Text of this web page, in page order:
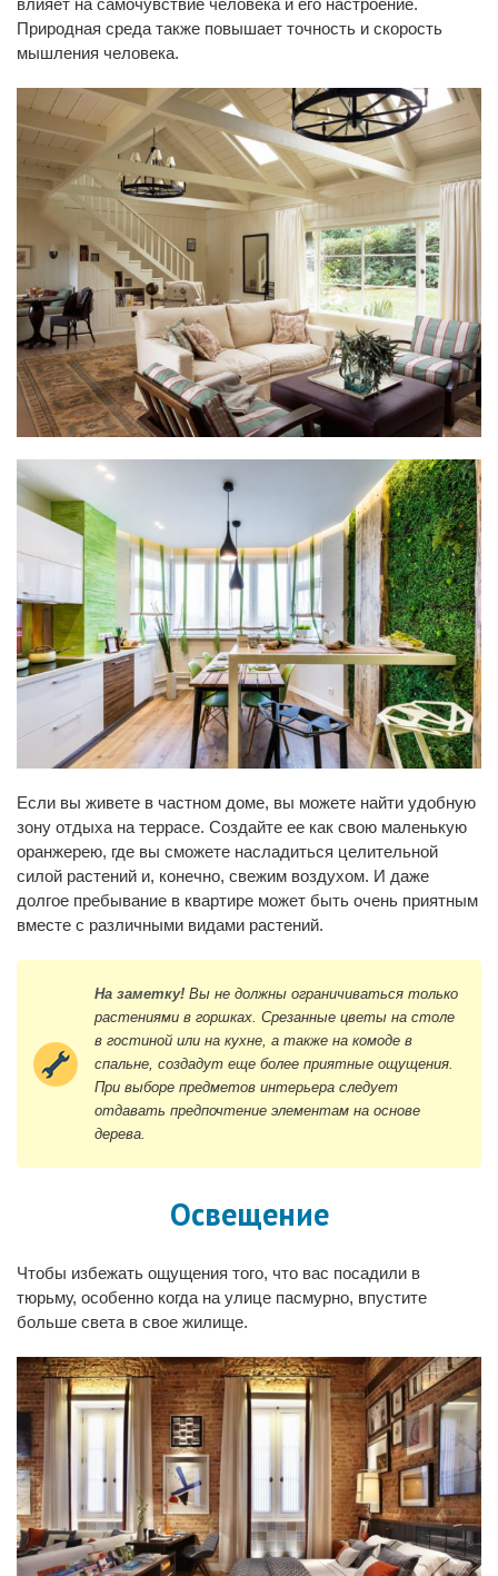
влияет на самочувствие человека и его настроение.
Природная среда также повышает точность и скорость
мышления человека.
Если вы живете в частном доме, вы можете найти удобную
зону отдыха на террасе. Создайте ее как свою маленькую
оранжерею, где вы сможете насладиться целительной
силой растений и, конечно, свежим воздухом. И даже
долгое пребывание в квартире может быть очень приятным
вместе с различными видами растений.
На заметку! Вы не должны ограничиваться только
растениями в горшках. Срезанные цветы на столе
в гостиной или на кухне, а также на комоде в
спальне, создадут еще более приятные ощущения.
При выборе предметов интерьера следует
отдавать предпочтение элементам на основе
дерева.
Освещение
Чтобы избежать ощущения того, что вас посадили в
тюрьму, особенно когда на улице пасмурно, впустите
больше света в свое жилище.